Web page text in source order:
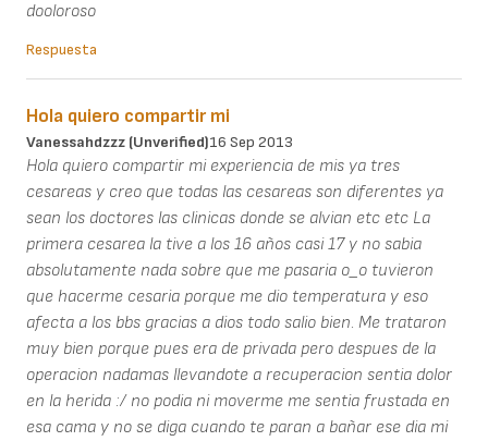
dooloroso
Respuesta
Hola quiero compartir mi
Vanessahdzzz (unverified)16 Sep 2013
Hola quiero compartir mi experiencia de mis ya tres
cesareas y creo que todas las cesareas son diferentes ya
sean los doctores las clinicas donde se alvian etc etc La
primera cesarea la tive a los 16 años casi 17 y no sabia
absolutamente nada sobre que me pasaria o_o tuvieron
que hacerme cesaria porque me dio temperatura y eso
afecta a los bbs gracias a dios todo salio bien. Me trataron
muy bien porque pues era de privada pero despues de la
operacion nadamas llevandote a recuperacion sentia dolor
en la herida :/ no podia ni moverme me sentia frustada en
esa cama y no se diga cuando te paran a bañar ese dia mi